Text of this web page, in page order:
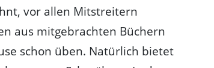
vor allen Mitstreitern
aus mitgebrachten Büchern
schon üben. Natürlich bietet